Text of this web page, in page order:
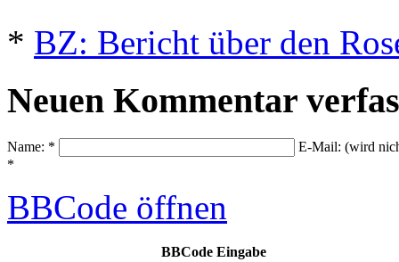
* BZ: Bericht über den
Neuen Kommentar
Name: *
E-Mail: (wird
*
BBCode öffnen
BBCode Eingabe